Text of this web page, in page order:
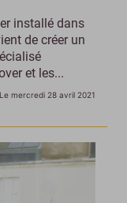
installé dans
de créer un
et les...
Le mercredi 28 avril 2021